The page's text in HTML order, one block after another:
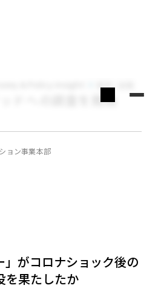
& Policy Insight
ドへの調査を開始
ョン事業本部
」がコロナショック後の
を果たしたか